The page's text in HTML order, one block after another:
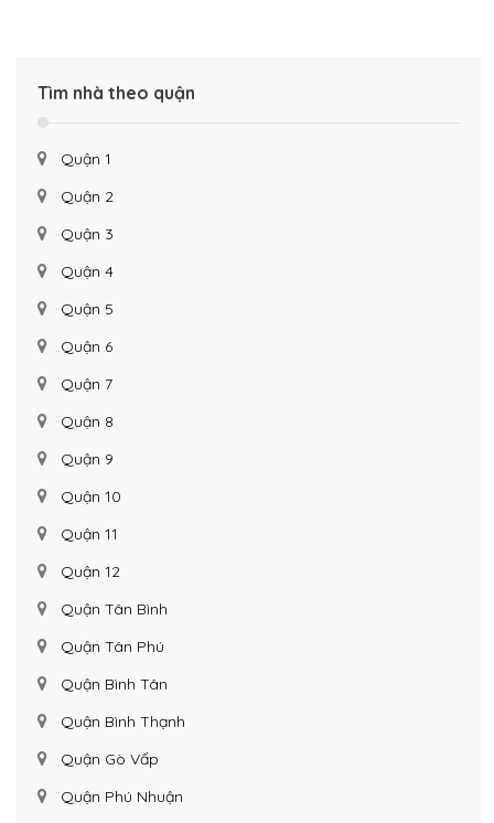
Tìm nhà theo quận
Quận 1
Quận 2
Quận 3
Quận 4
Quận 5
Quận 6
Quận 7
Quận 8
Quận 9
Quận 10
Quận 11
Quận 12
Quận Tân Bình
Quận Tân Phú
Quận Bình Tân
Quận Bình Thạnh
Quận Gò Vấp
Quận Phú Nhuận